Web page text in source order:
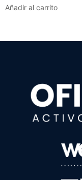
Añadir al carrito